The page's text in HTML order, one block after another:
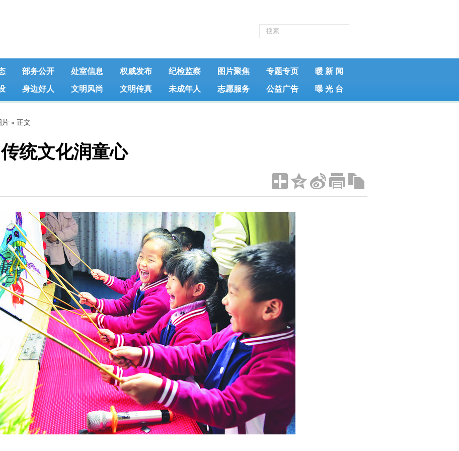
部务公开 处室信息 权威发布 纪检监察 图片聚焦 专题专页 暖 新 闻
身边好人 文明风尚 文明传真 未成年人 志愿服务 公益广告 曝 光 台
片 » 正文
统文化润童心